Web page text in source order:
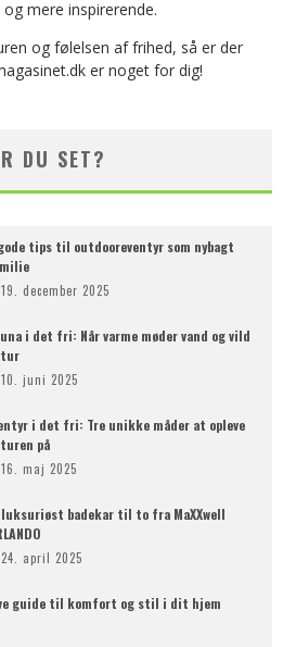
mere inspirerende.
og følelsen af frihed, så er der
er noget for dig!
DU SET?
tips til outdooreventyr som nybagt
19. december 2025
i det fri: Når varme møder vand og vild
10. juni 2025
i det fri: Tre unikke måder at opleve
på
16. maj 2025
luksuriøst badekar til to fra MaXXwell
24. april 2025
guide til komfort og stil i dit hjem